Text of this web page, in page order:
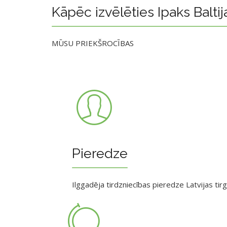
Kāpēc izvēlēties Ipaks
MŪSU PRIEKŠROCĪBAS
Pieredze
Ilggadēja tirdzniecības pieredze Latvijas